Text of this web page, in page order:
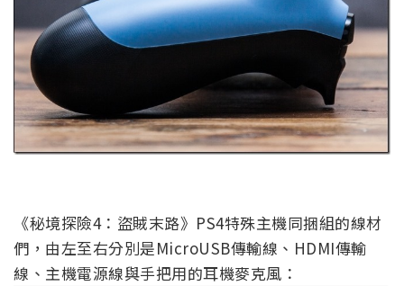
《秘境探險4：盜賊末路》PS4特殊主機同捆組的線材
們，由左至右分別是MicroUSB傳輸線、HDMI傳輸
線、主機電源線與手把用的耳機麥克風：